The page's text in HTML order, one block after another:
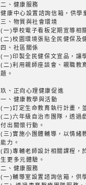
二、健康服務
健康中心設置諮詢信箱，供學
三、物質與社會環境
(一)學校電子看板定期宣導相
(二)校園環境張貼全民健保及
四、社區關係
(一)印製全民健保文宣品，讓
(二)利用親師座談會、親職教
題。
玖、正向心理健康促進
一、健康教學與活動
(一)訂定生命教育執行計畫，
(二)六年級自治市團隊，透過
付出關懷行動。
(三)實施小團體輔導，以情緒
能力。
(四)專輔老師設計相關課程，
生更多元體驗。
二、健康服務
(一)輔導室設置諮詢信箱，供